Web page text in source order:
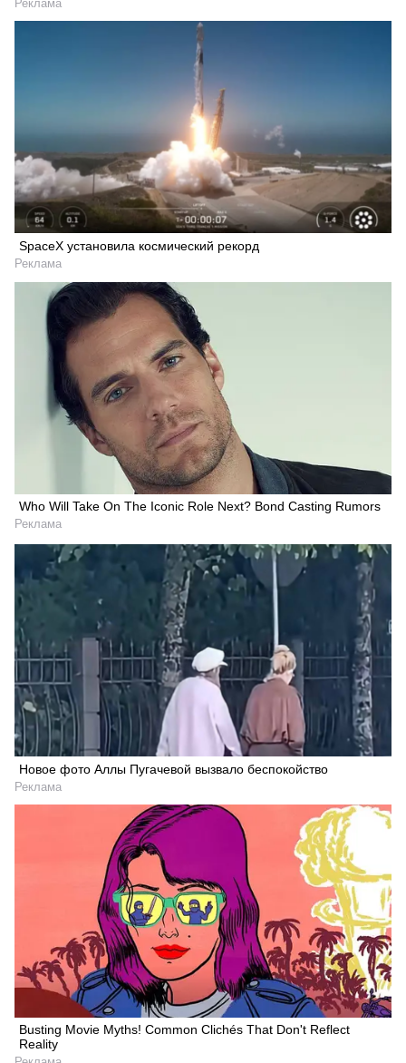
Реклама
SpaceX установила космический рекорд
Реклама
Who Will Take On The Iconic Role Next? Bond Casting Rumors
Реклама
Новое фото Аллы Пугачевой вызвало беспокойство
Реклама
Busting Movie Myths! Common Clichés That Don't Reflect
Reality